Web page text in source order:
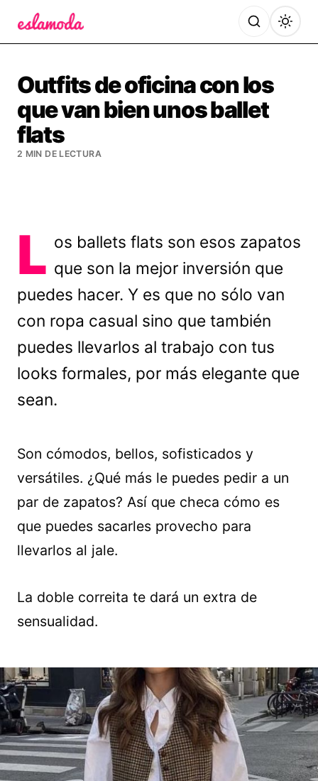
Outfits de oficina con los
que van bien unos ballet
flats
2 MIN DE LECTURA
L os ballets flats son esos zapatos
que son la mejor inversión que
puedes hacer. Y es que no sólo van
con ropa casual sino que también
puedes llevarlos al trabajo con tus
looks formales, por más elegante que
sean.
Son cómodos, bellos, sofisticados y
versátiles. ¿Qué más le puedes pedir a un
par de zapatos? Así que checa cómo es
que puedes sacarles provecho para
llevarlos al jale.
La doble correita te dará un extra de
sensualidad.